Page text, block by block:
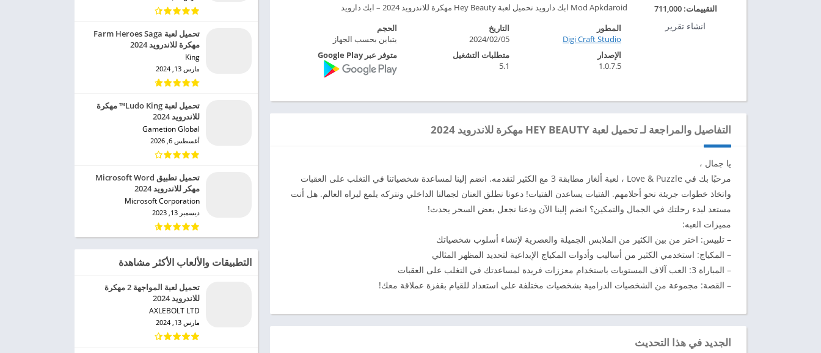
Mod Apkdaroid ابك دارويد تحميل لعبة Hey Beauty مهكرة للاندرويد 2024 – ابك دارويد
التقييمات:711,000
انشاء تقرير
المطور
Digi Craft Studio‏
التاريخ
2024/02/05
الحجم
يتباين بحسب الجهاز
الإصدار
1.0.7.5
متطلبات التشغيل
5.1
متوفر عبر Google Play
التفاصيل والمراجعة لـ تحميل لعبة HEY BEAUTY مهكرة للاندرويد 2024
يا جمال ،
مرحبًا بك في Love & Puzzle ، لعبة ألغاز مطابقة 3 مع الكثير لتقدمه. انضم إلينا لمساعدة شخصياتنا في التغلب على العقبات
واتخاذ خطوات جريئة نحو أحلامهم. الفتيات يساعدن الفتيات! دعونا نطلق العنان لجمالنا الداخلي ونتركه يلمع ليراه العالم. هل أنت
مستعد لبدء رحلتك في الجمال والتمكين؟ انضم إلينا الآن ودعنا نجعل بعض السحر يحدث!
مميزات العبه:
– تلبيس: اختر من بين الكثير من الملابس الجميلة والعصرية لإنشاء أسلوب شخصياتك
– المكياج: استخدمي الكثير من أساليب وأدوات المكياج الإبداعية لتحديد المظهر المثالي
– المباراة 3: العب آلاف المستويات باستخدام معززات فريدة لمساعدتك في التغلب على العقبات
– القصة: مجموعة من الشخصيات الدرامية بشخصيات مختلفة على استعداد للقيام بقفزة عملاقة معك!
الجديد في هذا التحديث
تحميل لعبة Farm Heroes Saga
مهكرة للاندرويد 2024
King‏
مارس 13, 2024
تحميل لعبة Ludo King™ مهكرة
للاندرويد 2024
Gametion Global‏
أغسطس 6, 2026
تحميل تطبيق Microsoft Word
مهكر للاندرويد 2024
Microsoft Corporation‏
ديسمبر 13, 2023
التطبيقات والألعاب الأكثر مشاهدة
تحميل لعبة المواجهة 2 مهكرة
للاندرويد 2024
AXLEBOLT LTD‏
مارس 13, 2024